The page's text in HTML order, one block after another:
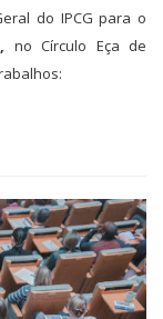
do IPCG para o
no Círculo Eça de